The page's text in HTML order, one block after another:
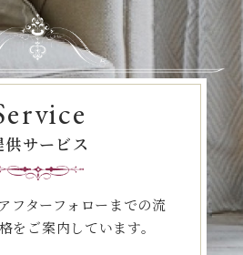
供サービス
フターフォローまでの流
をご案内しています。